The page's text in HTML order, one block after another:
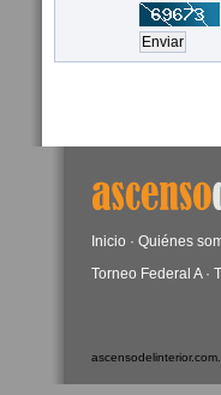
Inicio · Quiénes
Torneo Federal A·